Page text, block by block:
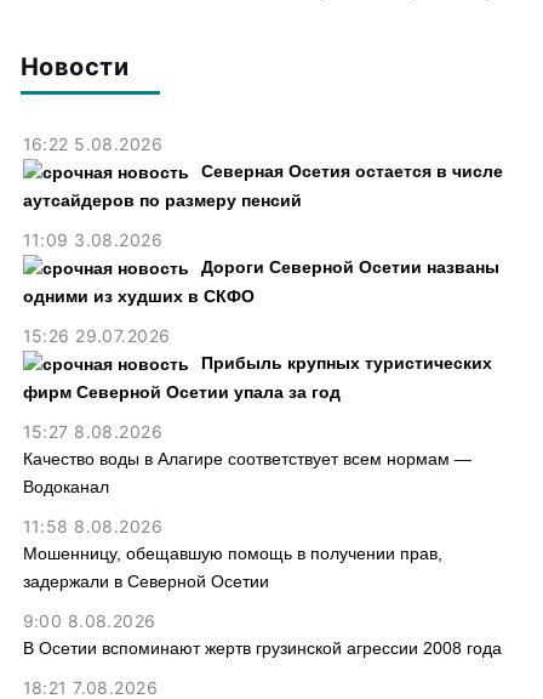
Новости
16:22 5.08.2026
Северная Осетия остается в числе
аутсайдеров по размеру пенсий
11:09 3.08.2026
Дороги Северной Осетии названы
одними из худших в СКФО
15:26 29.07.2026
Прибыль крупных туристических
фирм Северной Осетии упала за год
15:27 8.08.2026
Качество воды в Алагире соответствует всем нормам —
Водоканал
11:58 8.08.2026
Мошенницу, обещавшую помощь в получении прав,
задержали в Северной Осетии
9:00 8.08.2026
В Осетии вспоминают жертв грузинской агрессии 2008 года
18:21 7.08.2026